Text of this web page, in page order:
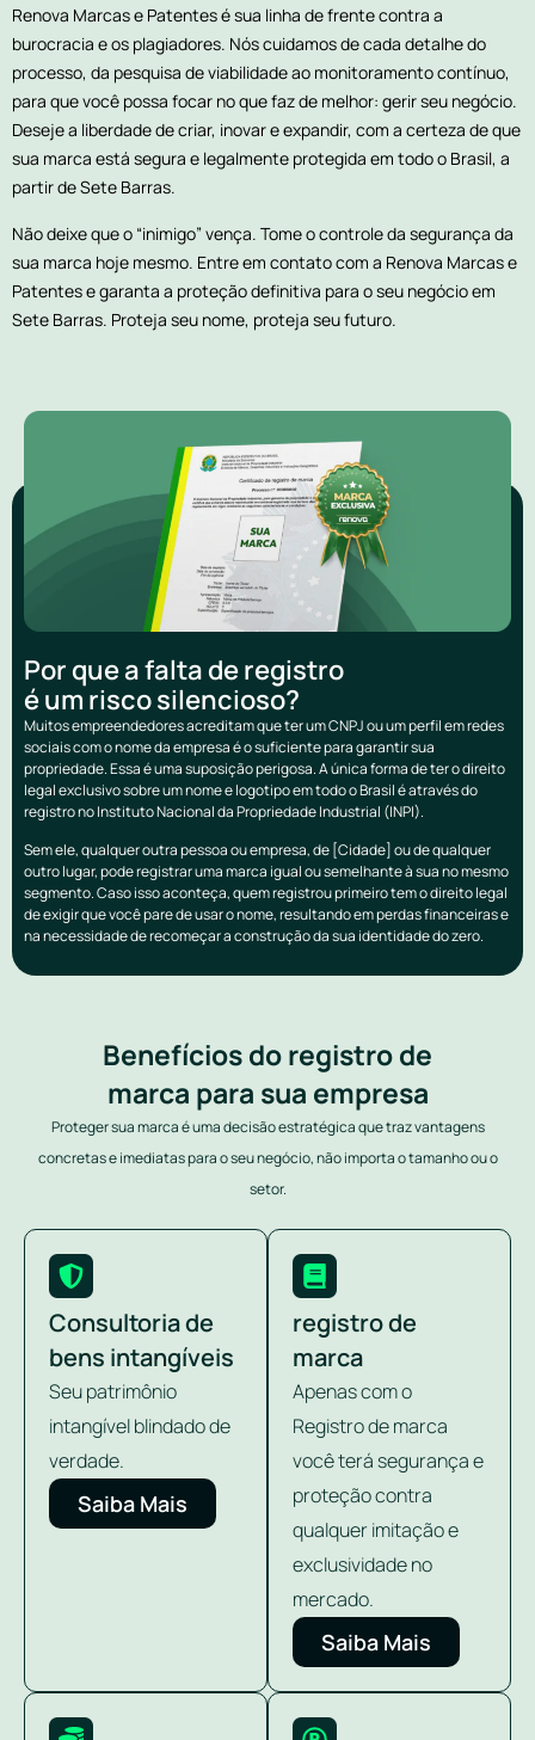
Renova Marcas e Patentes é sua linha de frente contra a
burocracia e os plagiadores. Nós cuidamos de cada detalhe do
processo, da pesquisa de viabilidade ao monitoramento contínuo,
para que você possa focar no que faz de melhor: gerir seu negócio.
Deseje a liberdade de criar, inovar e expandir, com a certeza de que
sua marca está segura e legalmente protegida em todo o Brasil, a
partir de Sete Barras.
Não deixe que o “inimigo” vença. Tome o controle da segurança da
sua marca hoje mesmo. Entre em contato com a Renova Marcas e
Patentes e garanta a proteção definitiva para o seu negócio em
Sete Barras. Proteja seu nome, proteja seu futuro.
Por que a falta de registro
é um risco silencioso?
Muitos empreendedores acreditam que ter um CNPJ ou um perfil em redes
sociais com o nome da empresa é o suficiente para garantir sua
propriedade. Essa é uma suposição perigosa. A única forma de ter o direito
legal exclusivo sobre um nome e logotipo em todo o Brasil é através do
registro no Instituto Nacional da Propriedade Industrial (INPI).
Sem ele, qualquer outra pessoa ou empresa, de [Cidade] ou de qualquer
outro lugar, pode registrar uma marca igual ou semelhante à sua no mesmo
segmento. Caso isso aconteça, quem registrou primeiro tem o direito legal
de exigir que você pare de usar o nome, resultando em perdas financeiras e
na necessidade de recomeçar a construção da sua identidade do zero.
Benefícios do registro de
marca para sua empresa
Proteger sua marca é uma decisão estratégica que traz vantagens
concretas e imediatas para o seu negócio, não importa o tamanho ou o
setor.
Consultoria de
bens intangíveis
Seu patrimônio
intangível blindado de
verdade.
Saiba Mais
registro de
marca
Apenas com o
Registro de marca
você terá segurança e
proteção contra
qualquer imitação e
exclusividade no
mercado.
Saiba Mais